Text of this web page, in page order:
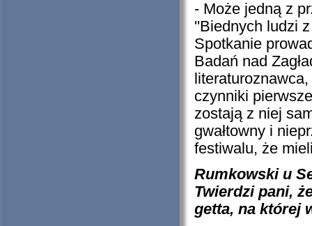
- Może jedną z
''Biednych ludzi
Spotkanie
Badań nad
czynniki
zostają z niej
gwałtowny i
festiwalu, że
Rumkowski u
Twierdzi pani,
getta, na której